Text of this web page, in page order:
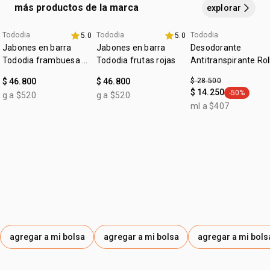
más productos de la marca explorar
+20% off
Tododia 5.0
Jabones en barra
Tododia frambuesa y
$ 46.800
g a $520
agregar a mi bolsa
+20% off
Tododia 5.0
Jabones en barra
Tododia frutas rojas
$ 46.800
g a $520
agregar a mi bolsa
fecha dupla
Tododia
Desodorante
Antitranspirante
Uniforme
$ 28.500
$ 14.250 general.tag
-50%
ml a $407
agregar a mi